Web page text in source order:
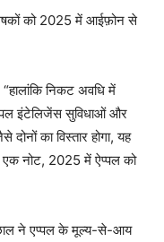
को 2025 में आईफ़ोन से
निकट अवधि में
इंटेलिजेंस सुविधाओं और
का विस्तार होगा, यह
नोट, 2025 में ऐप्पल को
ने एप्पल के मूल्य-से-आय